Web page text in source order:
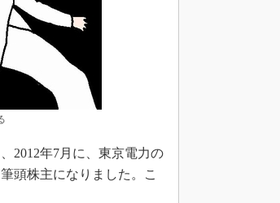
2012年7月に、東京電力の
頭株主になりました。こ